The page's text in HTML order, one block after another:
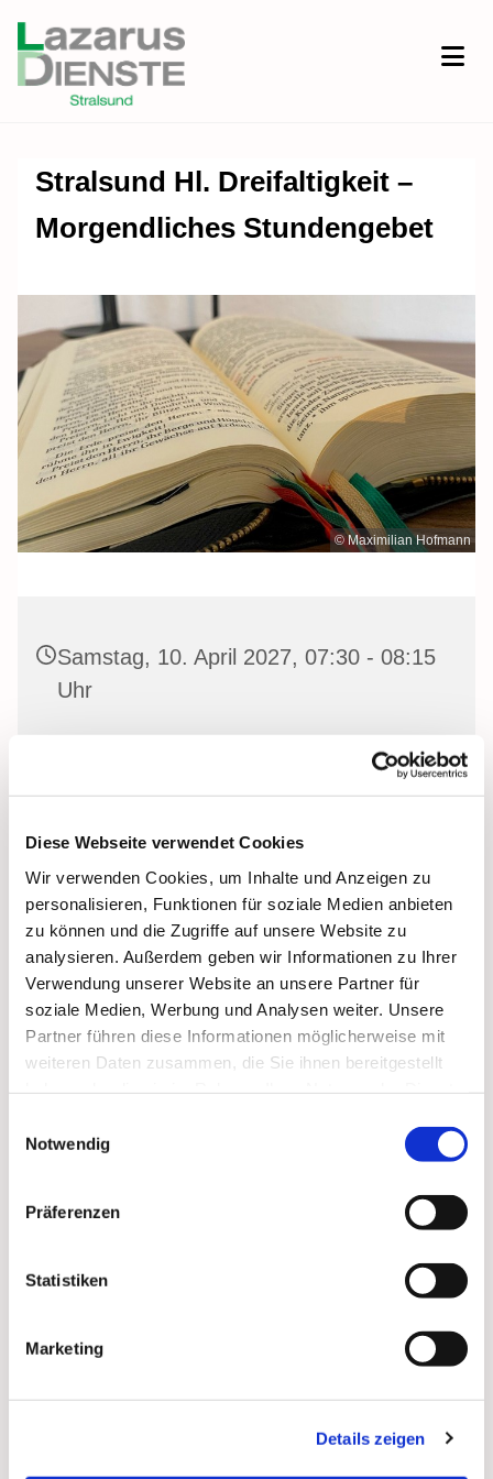
Diese Webseite verwendet Cookies
Wir verwenden Cookies, um Inhalte und Anzeigen zu
personalisieren, Funktionen für soziale Medien anbieten
zu können und die Zugriffe auf unsere Website zu
analysieren. Außerdem geben wir Informationen zu Ihrer
Verwendung unserer Website an unsere Partner für
soziale Medien, Werbung und Analysen weiter. Unsere
Partner führen diese Informationen möglicherweise mit
weiteren Daten zusammen, die Sie ihnen bereitgestellt
Notwendig
Präferenzen
Statistiken
Marketing
Details zeigen
Stralsund Hl. Dreifaltigkeit –
Morgendliches Stundengebet
© Maximilian Hofmann
Samstag, 10. April 2027, 07:30 - 08:15
Uhr
Heilige Dreifaltigkeit Kirche, Stralsund,
Gemeinsam beten wir dasInvitatorium, die
Lesehoreund dieLaudes. Dazu hören wir das
Tagesevangelium und verbleiben in 15 Minuten stiller
Meditation.
Mitbeten empfehlen wir stundengebet.de
iOS